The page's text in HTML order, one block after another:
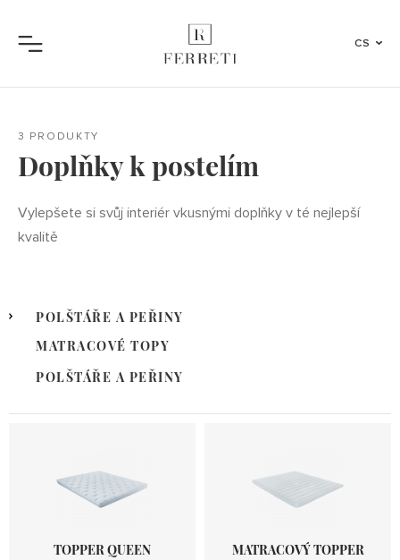
Menu
CS
3 PRODUKTY
Doplňky k postelím
Vylepšete si svůj interiér vkusnými doplňky v té nejlepší
kvalitě
POLŠTÁŘE A PEŘINY
MATRACOVÉ TOPY
POLŠTÁŘE A PEŘINY
TOPPER QUEEN MATRACOVÝ TOPPER